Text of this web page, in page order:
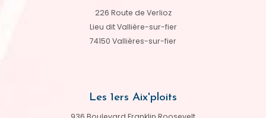
226 Route de Verlioz
Lieu dit Vallière-sur-fier
74150 Vallières-sur-fier
Les 1ers Aix'ploits